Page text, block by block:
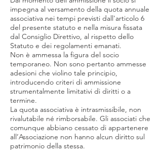
impegna al versamento della quota annuale
associativa nei tempi previsti dall'articolo 6
del presente statuto e nella misura fissata
dal Consiglio Direttivo, al rispetto dello
Statuto e dei regolamenti emanati.
Non è ammessa la figura del socio
temporaneo. Non sono pertanto ammesse
adesioni che violino tale principio,
introducendo criteri di ammissione
strumentalmente limitativi di diritti o a
termine.
La quota associativa è intrasmissibile, non
rivalutabile né rimborsabile. Gli associati che
comunque abbiano cessato di appartenere
all’Associazione non hanno alcun diritto sul
patrimonio della stessa.